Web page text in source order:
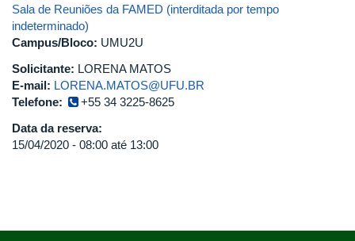
Sala de Reuniões da FAMED (interditada por tempo
indeterminado)
Campus/Bloco: UMU2U
Solicitante: LORENA MATOS
E-mail: LORENA.MATOS@UFU.BR
Telefone:
+55 34 3225-8625
Data da reserva:
15/04/2020 - 08:00 até 13:00